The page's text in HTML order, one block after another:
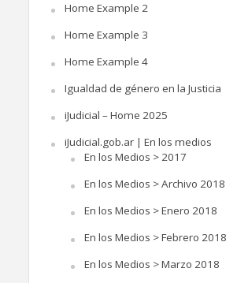
Home Example 2
Home Example 3
Home Example 4
Igualdad de género en la Justicia
iJudicial – Home 2025
iJudicial.gob.ar | En los medios
En los Medios > 2017
En los Medios > Archivo 2018
En los Medios > Enero 2018
En los Medios > Febrero 2018
En los Medios > Marzo 2018